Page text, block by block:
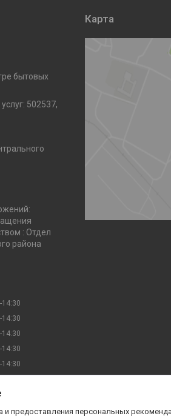
бытовых
502537,
: Отдел
района
14:30
14:30
14:30
14:30
14:30
Карта
предоставления персональных